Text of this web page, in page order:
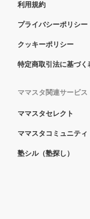
利用規約
プライバシーポリシー
クッキーポリシー
特定商取引法に基づく
ママスタ関連サービス
ママスタセレクト
ママスタコミュニティ
塾シル（塾探し）